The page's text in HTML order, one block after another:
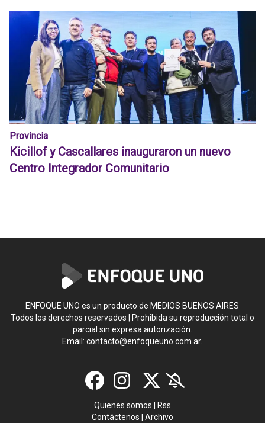
Provincia
Kicillof y Cascallares inauguraron un nuevo
Centro Integrador Comunitario
ENFOQUE UNO es un producto de MEDIOS BUENOS AIRES
Todos los derechos reservados | Prohibida su reproducción total o
parcial sin expresa autorización.
Email:contacto@enfoqueuno.com.ar.
Quienes somos
Rss
Contáctenos
Archivo